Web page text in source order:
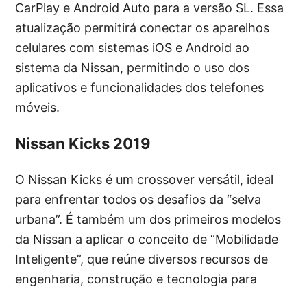
CarPlay e Android Auto para a versão SL. Essa
atualização permitirá conectar os aparelhos
celulares com sistemas iOS e Android ao
sistema da Nissan, permitindo o uso dos
aplicativos e funcionalidades dos telefones
móveis.
Nissan Kicks 2019
O Nissan Kicks é um crossover versátil, ideal
para enfrentar todos os desafios da “selva
urbana”. É também um dos primeiros modelos
da Nissan a aplicar o conceito de “Mobilidade
Inteligente”, que reúne diversos recursos de
engenharia, construção e tecnologia para